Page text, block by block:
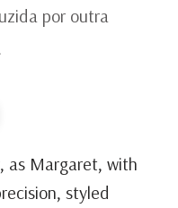
por outra
as Margaret, with
styled